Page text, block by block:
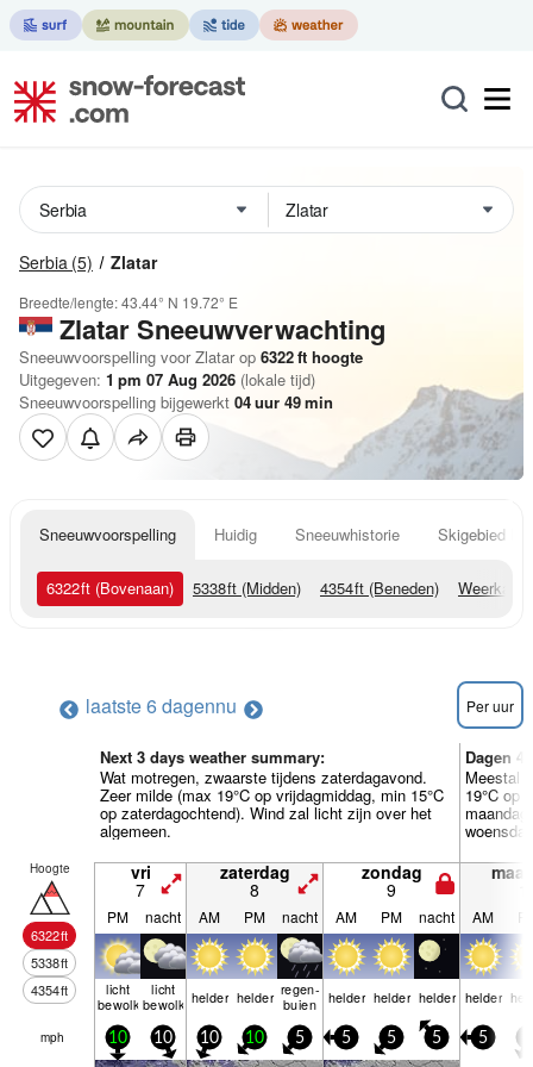
Serbia (5) Zlatar
Breedte/lengte:43.44° N 19.72° E
ZlatarSneeuwverwachting
Sneeuwvoorspelling voor Zlatar op 6322ft hoogte
Uitgegeven: 1 pm 07 Aug 2026 (lokale tijd)
Sneeuwvoorspelling bijgewerkt 04uur 49min
Sneeuwvoorspelling Huidig Sneeuwhistorie Skigebied
6322ft (Bovenaan) 5338ft (Midden) 4354ft (Beneden)
laatste 6 dagennu Per uur
Next 3 days weather summary:
Wat motregen, zwaarste tijdens zaterdagavond.
Zeer milde (max 19°C op vrijdagmiddag, min 15°C
op zaterdagochtend). Wind zal licht zijn over het
algemeen.
Dagen
Meestal
19°C op
Hoogte
6322ft
5338ft
4354ft
vri
7
zaterdag
8
zondag
9
PM nacht AM PM nacht AM PM nacht AM
licht
bewolkt
licht
bewolkt helder helder regen­
buien helder helder helder helder
mph 10 10 10 10 5 5 5 5 5